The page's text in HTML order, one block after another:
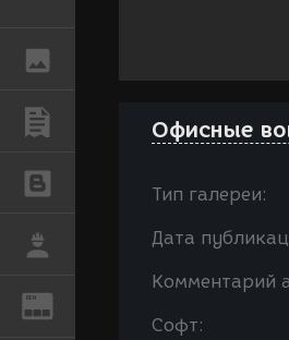
ПУБЛИКАЦИИ
REN
Офисные
Тип галереи:
Дата
Комментарий
Софт: